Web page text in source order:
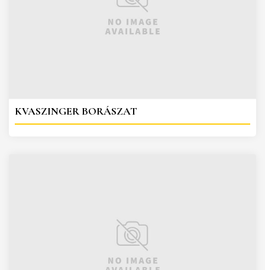
KVASZINGER BORÁSZAT